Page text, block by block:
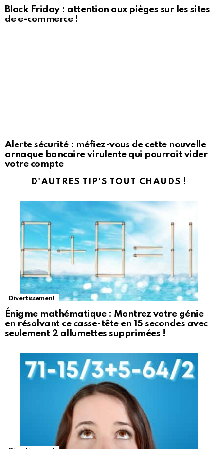
Black Friday : attention aux pièges sur les sites
de e-commerce !
Alerte sécurité : méfiez-vous de cette nouvelle
arnaque bancaire virulente qui pourrait vider
votre compte
D'AUTRES TIP'S TOUT CHAUDS !
Divertissement
Énigme mathématique : Montrez votre génie
en résolvant ce casse-tête en 15 secondes avec
seulement 2 allumettes supprimées !